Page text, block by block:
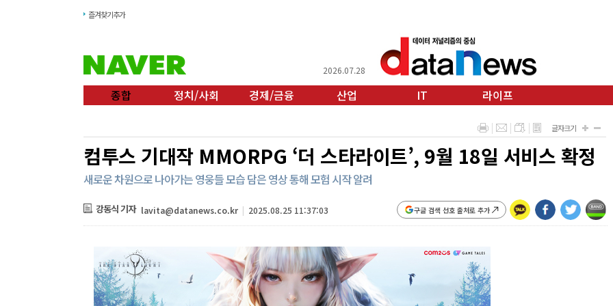
즐겨찾기추가
2026.07.28
종합 정치/사회 경제/금융 산업 IT 라이프
컴투스 기대작 MMORPG ‘더 스타라이트’, 9월 18일 서비스 확정
새로운 차원으로 나아가는 영웅들 모습 담은 영상 통해 모험 시작 알려
구글 검색 선호 출처로 추가
강동식 기자 lavita@datanews.co.kr | 2025.08.25 11:37:03
글자크기